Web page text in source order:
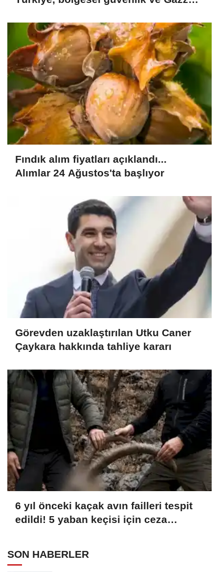
Fındık alım fiyatları açıklandı...
Alımlar 24 Ağustos'ta başlıyor
Görevden uzaklaştırılan Utku Caner
Çaykara hakkında tahliye kararı
6 yıl önceki kaçak avın failleri tespit
edildi! 5 yaban keçisi için ceza
SON HABERLER